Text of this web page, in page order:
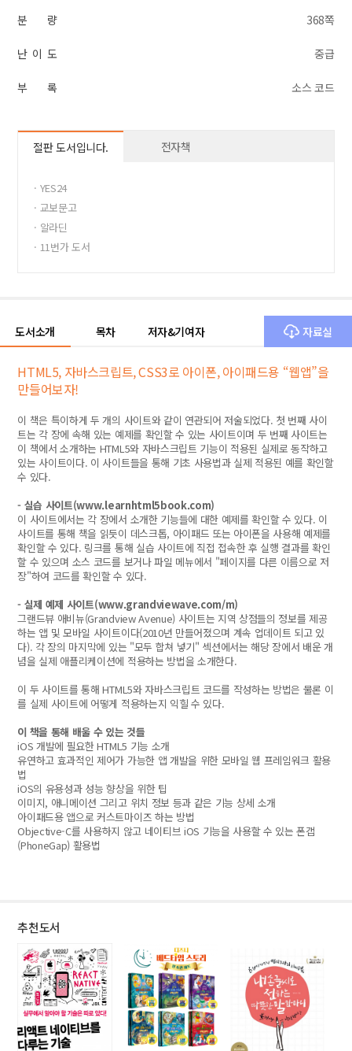
분 량 368쪽
난 이 도 중급
부 록 소스 코드
절판 도서입니다. 전자책
· YES24
· 교보문고
· 알라딘
· 11번가 도서
도서소개 목차 저자&기여자 자료실
HTML5, 자바스크립트, CSS3로 아이폰, 아이패드용 “웹앱”을
만들어보자!
이 책은 특이하게 두 개의 사이트와 같이 연관되어 저술되었다. 첫 번째 사이
트는 각 장에 속해 있는 예제를 확인할 수 있는 사이트이며 두 번째 사이트는
이 책에서 소개하는 HTML5와 자바스크립트 기능이 적용된 실제로 동작하고
있는 사이트이다. 이 사이트들을 통해 기초 사용법과 실제 적용된 예를 확인할
수 있다.
- 실습 사이트(www.learnhtml5book.com)
이 사이트에서는 각 장에서 소개한 기능들에 대한 예제를 확인할 수 있다. 이
사이트를 통해 책을 읽듯이 데스크톱, 아이패드 또는 아이폰을 사용해 예제를
확인할 수 있다. 링크를 통해 실습 사이트에 직접 접속한 후 실행 결과를 확인
할 수 있으며 소스 코드를 보거나 파일 메뉴에서 "페이지를 다른 이름으로 저
장"하여 코드를 확인할 수 있다.
- 실제 예제 사이트(www.grandviewave.com/m)
그랜드뷰 애비뉴(Grandview Avenue) 사이트는 지역 상점들의 정보를 제공
하는 앱 및 모바일 사이트이다(2010년 만들어졌으며 계속 업데이트 되고 있
다). 각 장의 마지막에 있는 "모두 합쳐 넣기" 섹션에서는 해당 장에서 배운 개
념을 실제 애플리케이션에 적용하는 방법을 소개한다.
이 두 사이트를 통해 HTML5와 자바스크립트 코드를 작성하는 방법은 물론 이
를 실제 사이트에 어떻게 적용하는지 익힐 수 있다.
이 책을 통해 배울 수 있는 것들
iOS 개발에 필요한 HTML5 기능 소개
유연하고 효과적인 제어가 가능한 앱 개발을 위한 모바일 웹 프레임워크 활용
법
iOS의 유용성과 성능 향상을 위한 팁
이미지, 애니메이션 그리고 위치 정보 등과 같은 기능 상세 소개
아이패드용 앱으로 커스트마이즈 하는 방법
Objective-C를 사용하지 않고 네이티브 iOS 기능을 사용할 수 있는 폰갭
(PhoneGap) 활용법
추천도서